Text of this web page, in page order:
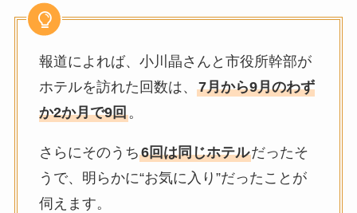
報道によれば、小川晶さんと市役所幹部が
ホテルを訪れた回数は、 7月から9月のわず
か2か月で9回。
さらにそのうち6回は同じホテルだったそ
うで、明らかに“お気に入り”だったことが
伺えます。